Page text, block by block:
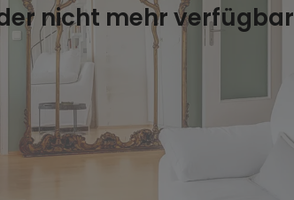
nicht mehr verfügbar